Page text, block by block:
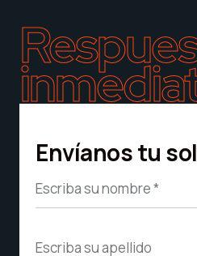
Envíanos tu